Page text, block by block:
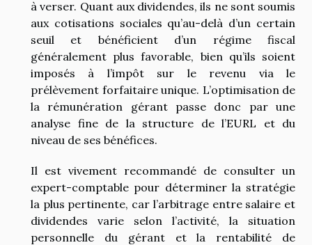
à verser. Quant aux dividendes, ils ne sont soumis
aux cotisations sociales qu’au-delà d’un certain
seuil et bénéficient d’un régime fiscal
généralement plus favorable, bien qu’ils soient
imposés à l’impôt sur le revenu via le
prélèvement forfaitaire unique. L’optimisation de
la rémunération gérant passe donc par une
analyse fine de la structure de l’EURL et du
niveau de ses bénéfices.
Il est vivement recommandé de consulter un
expert-comptable pour déterminer la stratégie
la plus pertinente, car l’arbitrage entre salaire et
dividendes varie selon l’activité, la situation
personnelle du gérant et la rentabilité de